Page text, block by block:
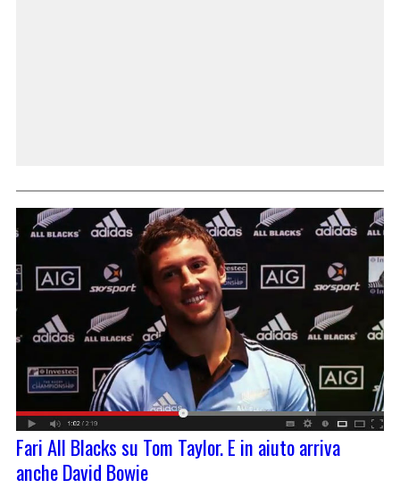
Fari All Blacks su Tom Taylor. E in aiuto arriva
anche David Bowie